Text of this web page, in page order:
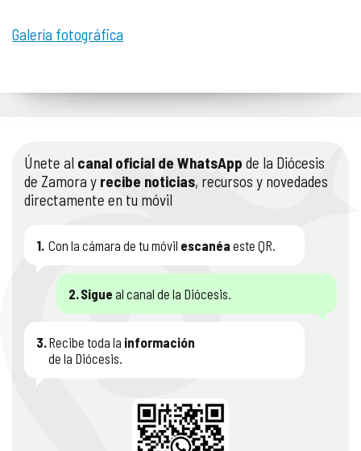
Galería fotográfica
Únete al canal oficial de WhatsApp de la Diócesis
de Zamora y recibe noticias, recursos y novedades
directamente en tu móvil
1. Con la cámara de tu móvil escanéa este QR.
2.Sigue al canal de la Diócesis.
3.Recibe toda la información
de la Diócesis.